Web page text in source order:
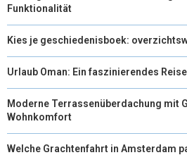
Funktionalität
Kies je geschiedenisboek:
Urlaub Oman: Ein faszinierendes
Moderne Terrassenüberdachung mit
Wohnkomfort
Welche Grachtenfahrt in Amsterdam